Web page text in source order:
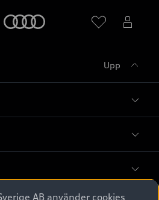
Upp
AB använder cookies